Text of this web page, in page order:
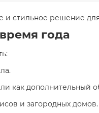
и стильное решение
года
как дополнительный
и загородных домов.​